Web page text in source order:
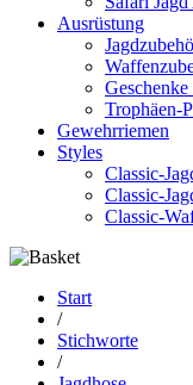
Ausrüstung
Trophäen-
Gewehrriemen
Styles
Classic-
Classic-
Classic-
Start
/
Stichworte
/